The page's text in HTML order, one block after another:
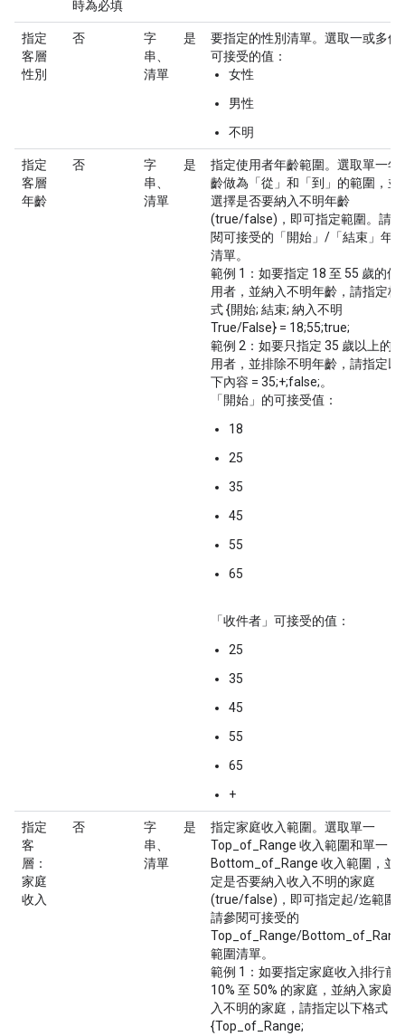
時為必填
指定
客層
性別
否
字
串、
清單
是
要指定的性別清單。選取一或多個
可接受的值：
女性
男性
不明
指定
客層
年齡
否
字
串、
清單
是
指定使用者年齡範圍。選取單一年
齡做為「從」和「到」的範圍，並
選擇是否要納入不明年齡
(true/false)，即可指定範圍。請參
閱可接受的「開始」/「結束」年齡
清單。
範例 1：如要指定 18 至 55 歲的使
用者，並納入不明年齡，請指定格
式 {開始; 結束; 納入不明
True/False} = 18;55;true;
範例 2：如要只指定 35 歲以上的使
用者，並排除不明年齡，請指定以
下內容 = 35;+;false;。
「開始」的可接受值：
18
25
35
45
55
65
「收件者」可接受的值：
25
35
45
55
65
+
指定
客
層：
家庭
收入
否
字
串、
清單
是
指定家庭收入範圍。選取單一
Top_of_Range 收入範圍和單一
Bottom_of_Range 收入範圍，並
定是否要納入收入不明的家庭
(true/false)，即可指定起/迄範圍
請參閱可接受的
Top_of_Range/
範圍清單。
範例 1：如要指定家庭收入排行前
10% 至 50% 的家庭，並納入家庭
入不明的家庭，請指定以下格式：
{Top_of_Range;